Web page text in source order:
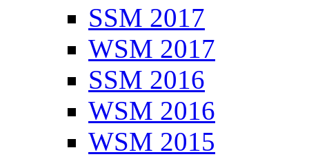
SSM 2017
WSM 2017
SSM 2016
WSM 2016
WSM 2015